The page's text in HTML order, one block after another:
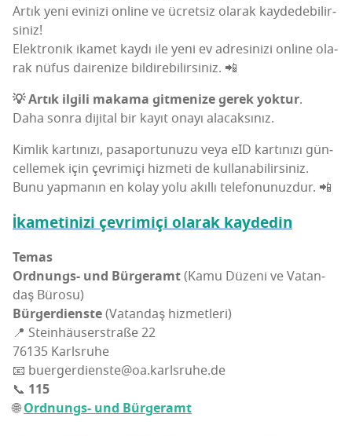
Artık yeni evi­ni­zi onli­ne ve ücret­siz ola­rak kay­de­de­bi­lir­
si­niz!
Elekt­ro­nik ika­met kay­dı ile yeni ev adre­si­ni­zi onli­ne ola­
rak nüfus daire­ni­ze bildirebilirsiniz. 📲
💡Artık ilgi­li maka­ma git­me­ni­ze gerek yok­tur.
Daha son­ra diji­tal bir kayıt ona­yı alacaksınız.
Kim­lik kar­tı­nı­zı, pasa­por­tu­nu­zu veya eID kar­tı­nı­zı gün­
cel­le­mek için çev­ri­mi­çi hiz­me­ti de kul­la­na­bi­lir­si­niz.
Bunu yap­ma­nın en kolay yolu akıl­lı telefonunuzdur. 📲
İkam­et­in­izi çev­ri­mi­çi ola­rak kaydedin
Temas
Ord­nungs- und Bür­ge­ramt(Kamu Düze­ni ve Vatan­
daş Büro­su)
Bür­ger­di­ens­te(Vatan­daş hiz­met­le­ri)
📍 Ste­in­h­äu­serst­ra­ße 22
76135 Karls­ru­he
📧 buergerdienste@oa.karlsruhe.de
📞 115
🌐Ord­nungs- und Bür­ge­ramt